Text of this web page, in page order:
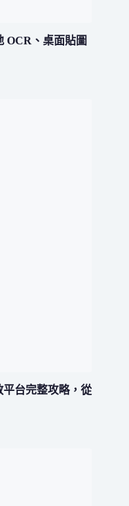
OCR、桌面貼圖
平台完整攻略，從